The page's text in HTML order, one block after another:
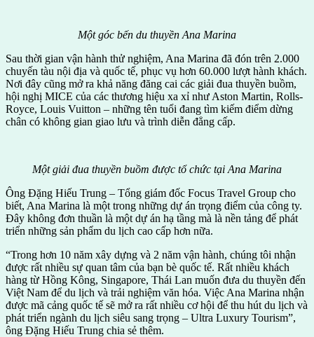
Một góc bến du thuyền Ana Marina
Sau thời gian vận hành thử nghiệm, Ana Marina đã đón trên 2.000
chuyến tàu nội địa và quốc tế, phục vụ hơn 60.000 lượt hành khách.
Nơi đây cũng mở ra khả năng đăng cai các giải đua thuyền buồm,
hội nghị MICE của các thương hiệu xa xỉ như Aston Martin, Rolls-
Royce, Louis Vuitton – những tên tuổi đang tìm kiếm điểm dừng
chân có không gian giao lưu và trình diễn đẳng cấp.
Một giải đua thuyền buồm được tổ chức tại Ana Marina
Ông Đặng Hiếu Trung – Tổng giám đốc Focus Travel Group cho
biết, Ana Marina là một trong những dự án trọng điểm của công ty.
Đây không đơn thuần là một dự án hạ tầng mà là nền tảng để phát
triển những sản phẩm du lịch cao cấp hơn nữa.
“Trong hơn 10 năm xây dựng và 2 năm vận hành, chúng tôi nhận
được rất nhiều sự quan tâm của bạn bè quốc tế. Rất nhiều khách
hàng từ Hồng Kông, Singapore, Thái Lan muốn đưa du thuyền đến
Việt Nam để du lịch và trải nghiệm văn hóa. Việc Ana Marina nhận
được mã cảng quốc tế sẽ mở ra rất nhiều cơ hội để thu hút du lịch và
phát triển ngành du lịch siêu sang trọng – Ultra Luxury Tourism”,
ông Đặng Hiếu Trung chia sẻ thêm.